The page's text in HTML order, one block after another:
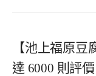
【池上福原
達 6000 則評